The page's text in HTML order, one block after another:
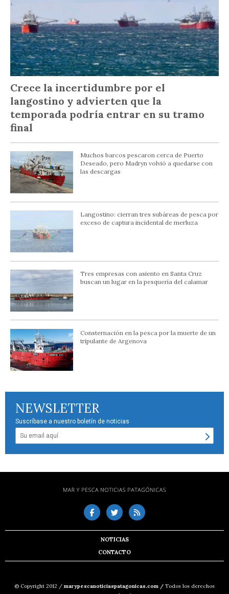
Crece la incertidumbre por el
langostino y advierten que la
temporada podría entrar en su tramo
final
Muchos barcos pescaron cerca de Puerto
Deseado, pero Madryn volvió a quedarse con
las descargas
Langostino: cierran tres subáreas de pesca por
exceso de captura incidental de merluza
Tres empresas con asiento en Santa Cruz
buscan un lugar en la pesquería del calamar
Consternación en la pesca por la muerte de un
tripulante de Argenova
NEWSLETTER
Suscríbase a nuestro boletín de noticias
NOTICIAS
CONTACTO
© Copyright 2012 / marypescanoticiaspatagonicas.com / Todos los derechos